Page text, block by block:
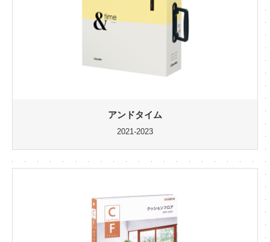
アンドタイム
2021-2023